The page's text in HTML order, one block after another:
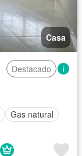
Casa
Destacado
Gas natural